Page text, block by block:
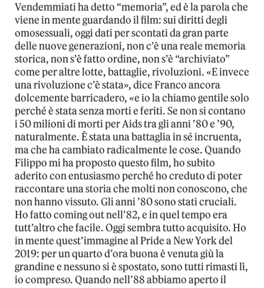
Vendemmiati ha detto “memoria”, ed è la parola che
viene in mente guardando il film: sui diritti degli
omosessuali, oggi dati per scontati da gran parte
delle nuove generazioni, non c’è una reale memoria
storica, non s’è fatto ordine, non s’è “archiviato”
come per altre lotte, battaglie, rivoluzioni. «E invece
una rivoluzione c’è stata», dice Franco ancora
dolcemente barricadero, «e io la chiamo gentile solo
perché è stata senza morti e feriti. Se non si contano
i 50 milioni di morti per Aids tra gli anni ’80 e ’90,
naturalmente. È stata una battaglia in sé incruenta,
ma che ha cambiato radicalmente le cose. Quando
Filippo mi ha proposto questo film, ho subito
aderito con entusiasmo perché ho creduto di poter
raccontare una storia che molti non conoscono, che
non hanno vissuto. Gli anni ’80 sono stati cruciali.
Ho fatto coming out nell’82, e in quel tempo era
tutt’altro che facile. Oggi sembra tutto acquisito. Ho
in mente quest’immagine al Pride a New York del
2019: per un quarto d’ora buona è venuta giù la
grandine e nessuno si è spostato, sono tutti rimasti lì,
io compreso. Quando nell’88 abbiamo aperto il